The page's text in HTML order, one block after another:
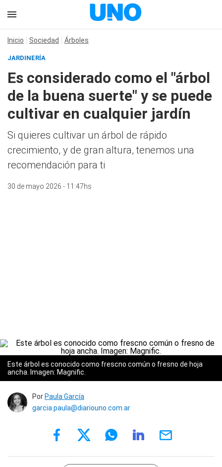
Inicio Sociedad Árboles
JARDINERÍA
Es considerado como el "árbol
de la buena suerte" y se puede
cultivar en cualquier jardín
Si quieres cultivar un árbol de rápido
crecimiento, y de gran altura, tenemos una
recomendación para ti
30 de mayo 2026 - 11:47hs
Este árbol es conocido como frescno común o fresno de hoja
ancha. Imagen: Magnific.
Por Paula García
garcia.paula@diariouno.com.ar